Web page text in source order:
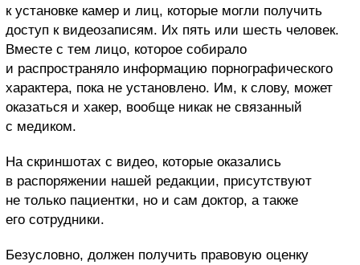
к установке камер и лиц, которые могли получить
доступ к видеозаписям. Их пять или шесть человек.
Вместе с тем лицо, которое собирало
и распространяло информацию порнографического
характера, пока не установлено. Им, к слову, может
оказаться и хакер, вообще никак не связанный
с медиком.
На скриншотах с видео, которые оказались
в распоряжении нашей редакции, присутствуют
не только пациентки, но и сам доктор, а также
его сотрудники.
Безусловно, должен получить правовую оценку